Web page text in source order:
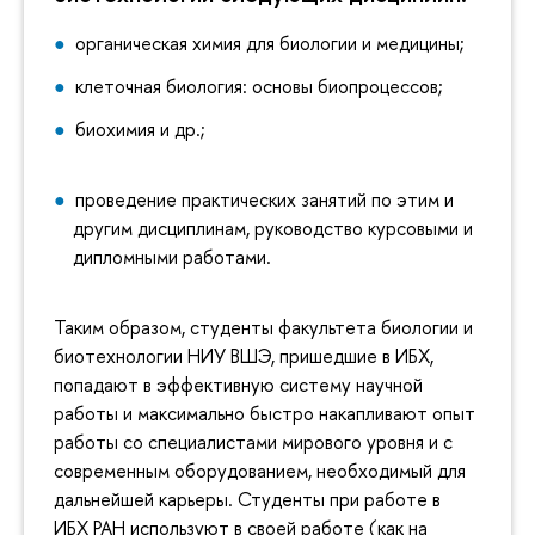
органическая химия для биологии и медицины;
клеточная биология: основы биопроцессов;
биохимия и др.;
проведение практических занятий по этим и
другим дисциплинам, руководство курсовыми и
дипломными работами.
Таким образом, студенты факультета биологии и
биотехнологии НИУ ВШЭ, пришедшие в ИБХ,
попадают в эффективную систему научной
работы и максимально быстро накапливают опыт
работы со специалистами мирового уровня и с
современным оборудованием, необходимый для
дальнейшей карьеры. Студенты при работе в
ИБХ РАН используют в своей работе (как на